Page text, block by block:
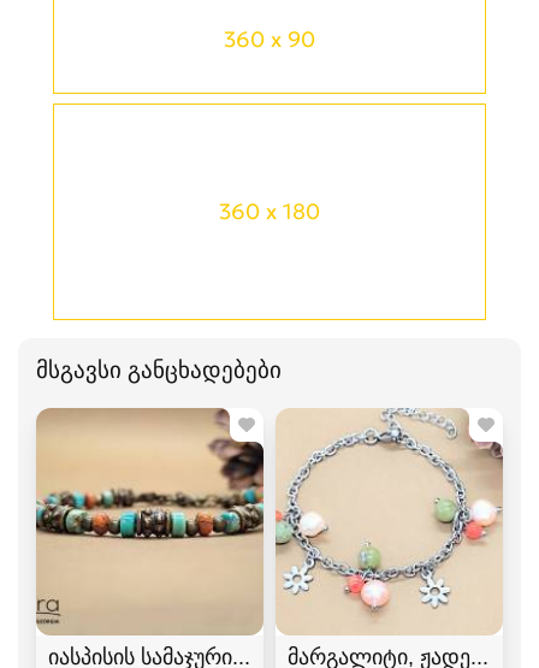
360 x 90
360 x 180
მსგავსი განცხადებები
იასპისის სამაჯური 722 მარგალიტი, ჟადეიტი